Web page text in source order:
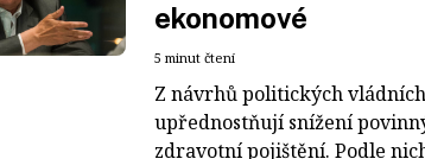
ekonomové
5 minut čtení
Z návrhů politických
upřednostňují snížení
zdravotní pojištění. Podle